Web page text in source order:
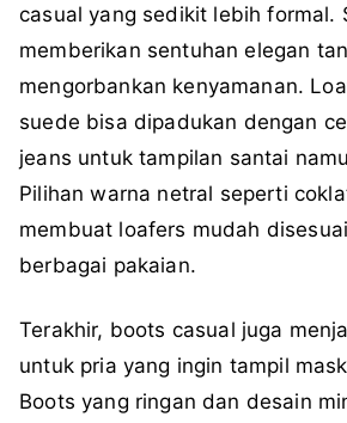
casual yang sedikit lebih formal.
memberikan sentuhan elegan
mengorbankan kenyamanan.
suede bisa dipadukan dengan
jeans untuk tampilan santai
Pilihan warna netral seperti
membuat loafers mudah
berbagai pakaian.
Terakhir, boots casual juga
untuk pria yang ingin tampil
Boots yang ringan dan desain